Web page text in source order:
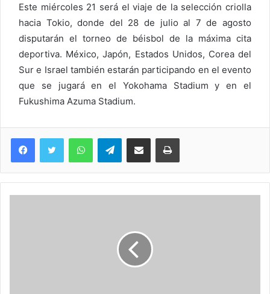
Este miércoles 21 será el viaje de la selección criolla
hacia Tokio, donde del 28 de julio al 7 de agosto
disputarán el torneo de béisbol de la máxima cita
deportiva. México, Japón, Estados Unidos, Corea del
Sur e Israel también estarán participando en el evento
que se jugará en el Yokohama Stadium y en el
Fukushima Azuma Stadium.
WhatsAppTelegramCompartir via Email Imprimi